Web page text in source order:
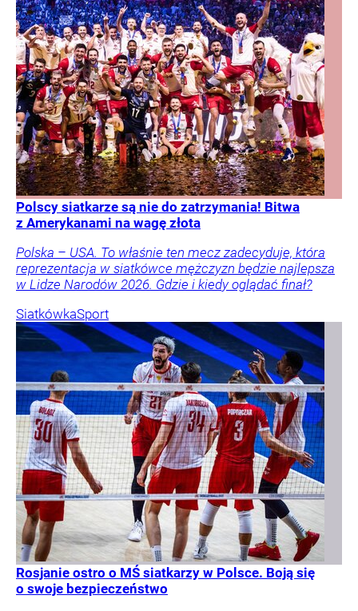
Polscy siatkarze są nie do zatrzymania! Bitwa
z Amerykanami na wagę złota
Polska – USA. To właśnie ten mecz zadecyduje, która
reprezentacja w siatkówce mężczyzn będzie najlepsza
w Lidze Narodów 2026. Gdzie i kiedy oglądać finał?
SiatkówkaSport
Rosjanie ostro o MŚ siatkarzy w Polsce. Boją się
o swoje bezpieczeństwo